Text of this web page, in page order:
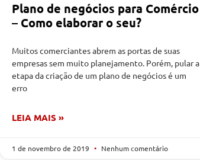
Plano de negócios para Comércio
– Como elaborar o seu?
Muitos comerciantes abrem as portas de suas
empresas sem muito planejamento. Porém, pular a
etapa da criação de um plano de negócios é um
erro
LEIA MAIS »
1 de novembro de 2019 Nenhum comentário